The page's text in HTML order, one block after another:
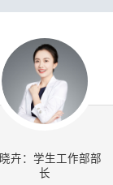
卉：学生工作部部
长